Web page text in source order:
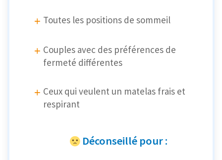
Toutes les positions de sommeil
Couples avec des préférences de
fermeté différentes
Ceux qui veulent un matelas frais et
respirant
Déconseillé pour :